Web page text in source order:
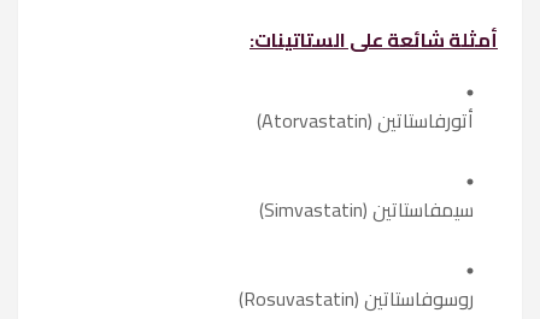
أمثلة شائعة على الستاتينات:
أتورفاستاتين (Atorvastatin)
سيمفاستاتين (Simvastatin)
روسوفاستاتين (Rosuvastatin)